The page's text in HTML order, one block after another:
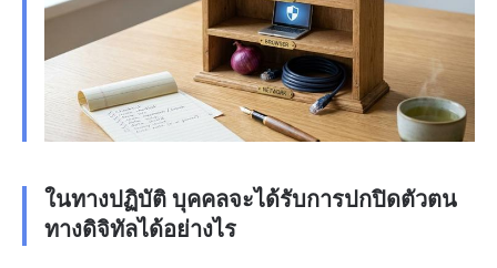
ในทางปฏิบัติ บุคคลจะได้รับการปกปิดตัวตน
ทางดิจิทัลได้อย่างไร